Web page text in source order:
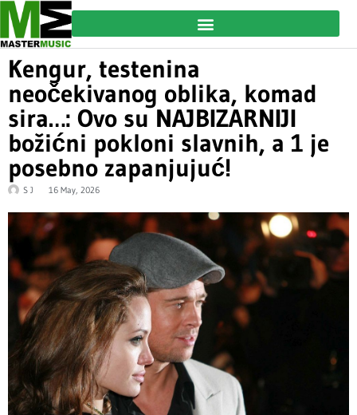
Kengur, testenina
neočekivanog oblika, komad
sira…: Ovo su NAJBIZARNIJI
božićni pokloni slavnih, a 1 je
posebno zapanjujuć!
S J 16 May, 2026